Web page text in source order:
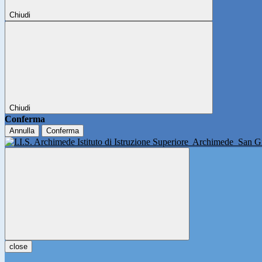
Chiudi
Chiudi
Conferma
Annulla Conferma
Istituto di Istruzione Superiore Archimede San
close